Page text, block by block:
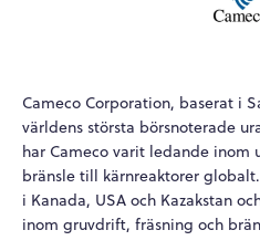
Cameco Corporation, baserat i
världens största börsnoterade
har Cameco varit ledande inom
bränsle till kärnreaktorer
i Kanada, USA och Kazakstan
inom gruvdrift, fräsning och